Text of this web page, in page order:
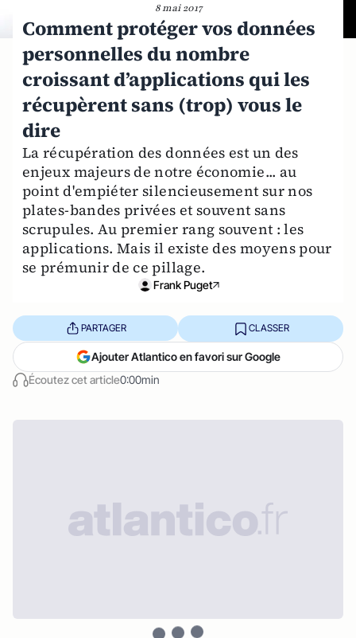
8 mai 2017
Comment protéger vos données
personnelles du nombre
croissant d’applications qui les
récupèrent sans (trop) vous le
dire
La récupération des données est un des
enjeux majeurs de notre économie... au
point d'empiéter silencieusement sur nos
plates-bandes privées et souvent sans
scrupules. Au premier rang souvent : les
applications. Mais il existe des moyens pour
se prémunir de ce pillage.
Frank Puget
Écoutez cet article0:00min
PARTAGER CLASSER
Ajouter Atlantico en favori sur Google